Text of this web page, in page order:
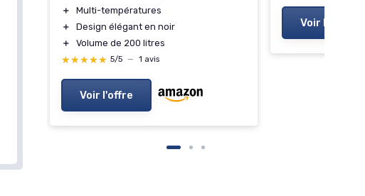
＋
Multi-températures
＋
Design élégant en noir
＋
Volume de 200 litres
★★★★★
★★★★★ 5/5 — 1 avis
Voir l'offre
Voir l'offre